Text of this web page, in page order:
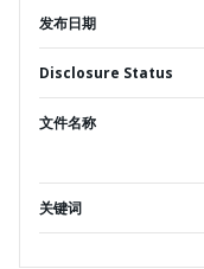
发布日期
Disclosure Status
文件名称
关键词